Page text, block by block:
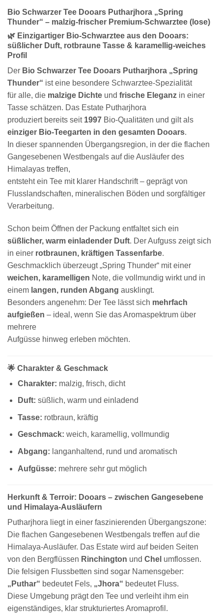
Bio Schwarzer Tee Dooars Putharjhora „Spring
Thunder“ – malzig-frischer Premium-Schwarztee (lose)
🌿 Einzigartiger Bio-Schwarztee aus den Dooars:
süßlicher Duft, rotbraune Tasse & karamellig-weiches
Profil
Der Bio Schwarzer Tee Dooars Putharjhora „Spring
Thunder“ ist eine besondere Schwarztee-Spezialität
für alle, die malzige Dichte und frische Eleganz in einer
Tasse schätzen. Das Estate Putharjhora
produziert bereits seit 1997 Bio-Qualitäten und gilt als
einziger Bio-Teegarten in den gesamten Dooars.
In dieser spannenden Übergangsregion, in der die flachen
Gangesebenen Westbengals auf die Ausläufer des
Himalayas treffen,
entsteht ein Tee mit klarer Handschrift – geprägt von
Flusslandschaften, mineralischen Böden und sorgfältiger
Verarbeitung.
Schon beim Öffnen der Packung entfaltet sich ein
süßlicher, warm einladender Duft. Der Aufguss zeigt sich
in einer rotbraunen, kräftigen Tassenfarbe.
Geschmacklich überzeugt „Spring Thunder“ mit einer
weichen, karamelligen Note, die vollmundig wirkt und in
einem langen, runden Abgang ausklingt.
Besonders angenehm: Der Tee lässt sich mehrfach
aufgießen – ideal, wenn Sie das Aromaspektrum über
mehrere
Aufgüsse hinweg erleben möchten.
🌟 Charakter & Geschmack
Charakter: malzig, frisch, dicht
Duft: süßlich, warm und einladend
Tasse: rotbraun, kräftig
Geschmack: weich, karamellig, vollmundig
Abgang: langanhaltend, rund und aromatisch
Aufgüsse: mehrere sehr gut möglich
Herkunft & Terroir: Dooars – zwischen Gangesebene
und Himalaya-Ausläufern
Putharjhora liegt in einer faszinierenden Übergangszone:
Die flachen Gangesebenen Westbengals treffen auf die
Himalaya-Ausläufer. Das Estate wird auf beiden Seiten
von den Bergflüssen Rinchington und Chel umflossen.
Die felsigen Flussbetten sind sogar Namensgeber:
„Puthar“ bedeutet Fels, „Jhora“ bedeutet Fluss.
Diese Umgebung prägt den Tee und verleiht ihm ein
eigenständiges, klar strukturiertes Aromaprofil.